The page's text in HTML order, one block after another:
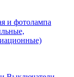
и фотолампа